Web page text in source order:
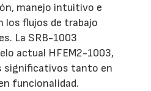
manejo intuitivo e
flujos de trabajo
La SRB-1003
actual HFEM2-1003,
significativos tanto en
funcionalidad.